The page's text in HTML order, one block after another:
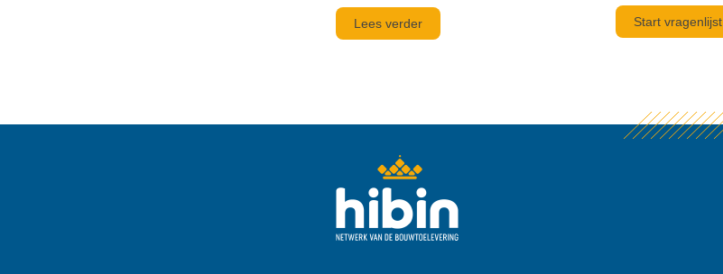
Lees verder Start vragenlijst